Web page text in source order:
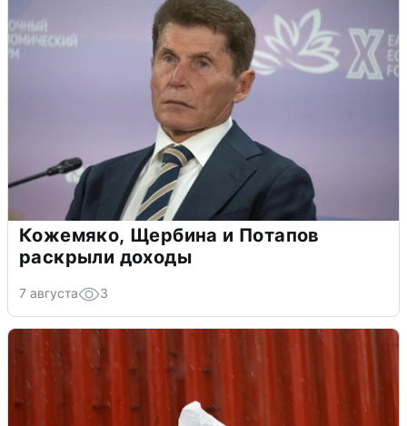
Кожемяко, Щербина и Потапов
раскрыли доходы
7 августа 3